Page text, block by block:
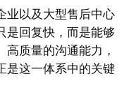
业以及大型售后中心
是回复快，而是能够
质量的沟通能力，
是这一体系中的关键